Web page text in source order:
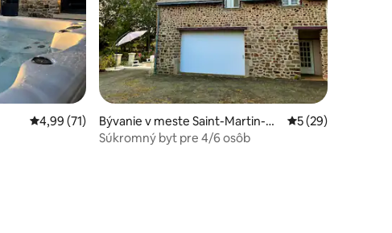
291
Priemerné ohodnotenie 4,99 z 5, počet hodnotení: 71
4,99 (71)
Bývanie v meste Saint-Martin-du
-Limet
Priemerné
5 (29)
Súkromný byt pre 4/6 osôb